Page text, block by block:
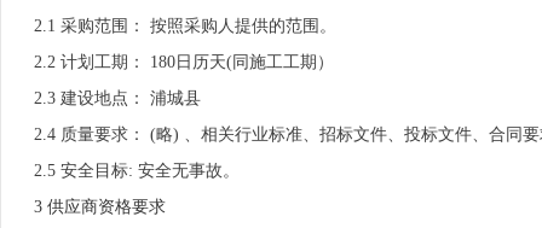
2.1 采购范围： 按照采购人提供的范围。
2.2 计划工期： 180日历天(同施工工期）
2.3 建设地点： 浦城县
2.4 质量要求： (略) 、相关行业标准、招标文件、投标文件、合同
2.5 安全目标: 安全无事故。
3 供应商资格要求